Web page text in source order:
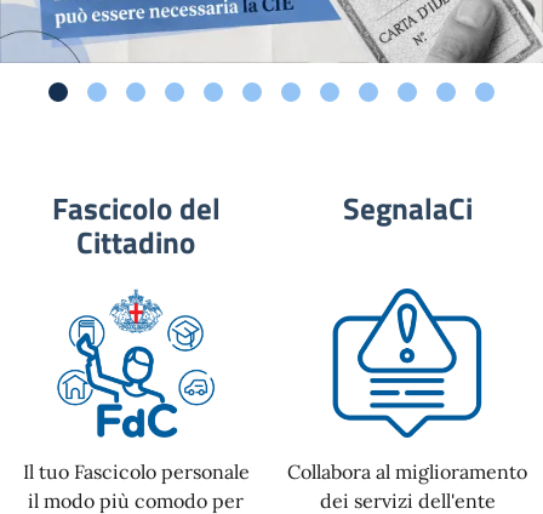
Fascicolo del
Cittadino
Il tuo Fascicolo personale
il modo più comodo per
SegnalaCi
Collabora al miglioramento
dei servizi dell'ente